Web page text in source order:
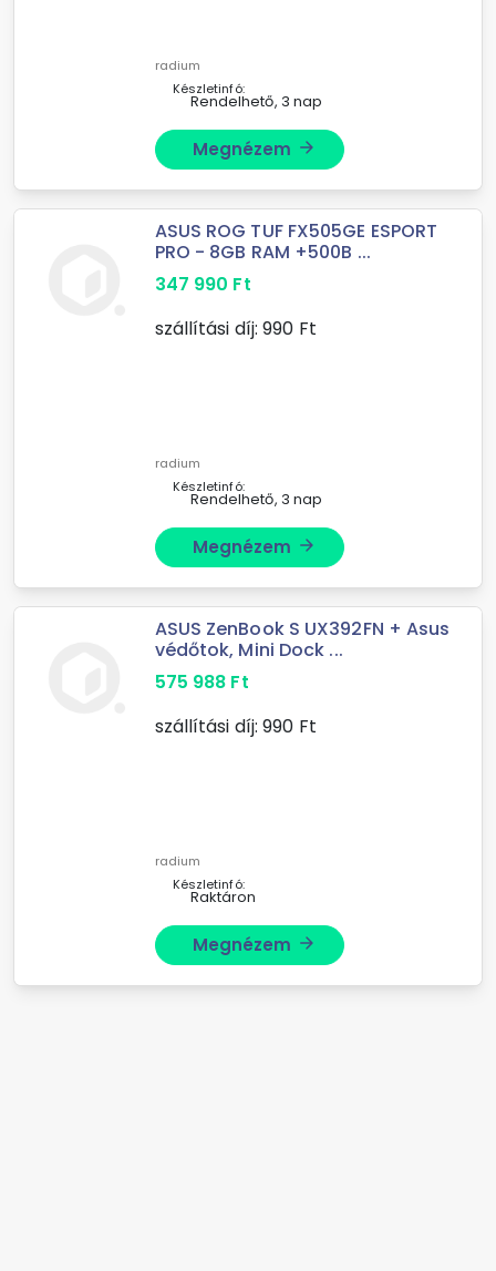
radium
Készletinfó:
Rendelhető, 3 nap
Megnézem arrow_forward
ASUS ROG TUF FX505GE ESPORT
PRO - 8GB RAM +500B ...
347 990 Ft
szállítási díj: 990 Ft
radium
Készletinfó:
Rendelhető, 3 nap
Megnézem arrow_forward
ASUS ZenBook S UX392FN + Asus
védőtok, Mini Dock ...
575 988 Ft
szállítási díj: 990 Ft
radium
Készletinfó:
Raktáron
Megnézem arrow_forward